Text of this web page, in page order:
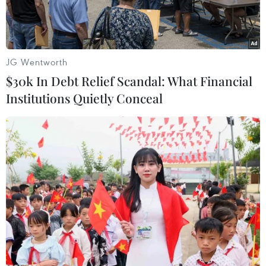
Atletico Madrid đang đứng trước cơ hội lịch sử (Nguồn: Getty)
Cho dù chính Atletico Madrid đã vượt qua
Barcelona để giành chức vô địch La Liga ngay
trên sân Camp Nou, song báo chí xứ Catalnuya
vẫn nghiêng về phía đội bóng đỏ trắng trong
JG Wentworth
$30k In Debt Relief Scandal: What Financial
Institutions Quietly Conceal